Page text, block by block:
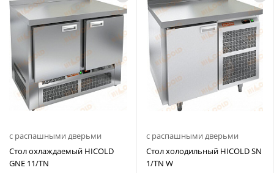
с распашными дверьми
Стол охлаждаемый HICOLD
GNE 11/TN
с распашными дверьми
Стол холодильный HICOLD SN
1/TN W